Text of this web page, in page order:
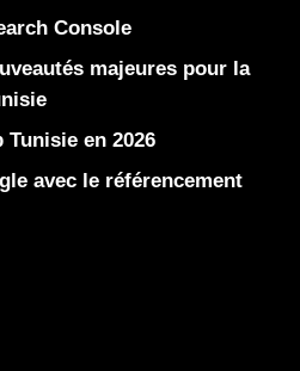
Console
majeures pour la
en 2026
avec le référencement